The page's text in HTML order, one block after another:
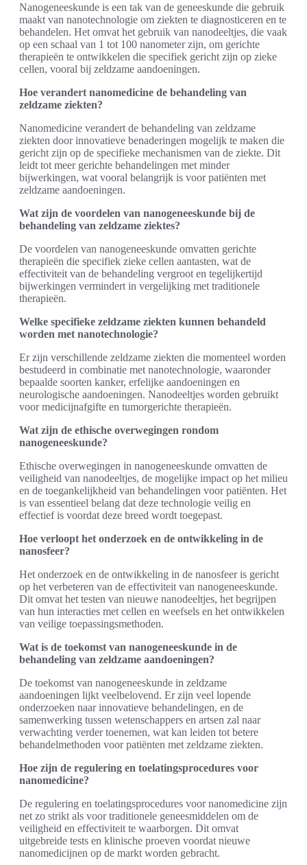
Nanogeneeskunde is een tak van de geneeskunde die gebruik
maakt van nanotechnologie om ziekten te diagnosticeren en te
behandelen. Het omvat het gebruik van nanodeeltjes, die vaak
op een schaal van 1 tot 100 nanometer zijn, om gerichte
therapieën te ontwikkelen die specifiek gericht zijn op zieke
cellen, vooral bij zeldzame aandoeningen.
Hoe verandert nanomedicine de behandeling van
zeldzame ziekten?
Nanomedicine verandert de behandeling van zeldzame
ziekten door innovatieve benaderingen mogelijk te maken die
gericht zijn op de specifieke mechanismen van de ziekte. Dit
leidt tot meer gerichte behandelingen met minder
bijwerkingen, wat vooral belangrijk is voor patiënten met
zeldzame aandoeningen.
Wat zijn de voordelen van nanogeneeskunde bij de
behandeling van zeldzame ziektes?
De voordelen van nanogeneeskunde omvatten gerichte
therapieën die specifiek zieke cellen aantasten, wat de
effectiviteit van de behandeling vergroot en tegelijkertijd
bijwerkingen vermindert in vergelijking met traditionele
therapieën.
Welke specifieke zeldzame ziekten kunnen behandeld
worden met nanotechnologie?
Er zijn verschillende zeldzame ziekten die momenteel worden
bestudeerd in combinatie met nanotechnologie, waaronder
bepaalde soorten kanker, erfelijke aandoeningen en
neurologische aandoeningen. Nanodeeltjes worden gebruikt
voor medicijnafgifte en tumorgerichte therapieën.
Wat zijn de ethische overwegingen rondom
nanogeneeskunde?
Ethische overwegingen in nanogeneeskunde omvatten de
veiligheid van nanodeeltjes, de mogelijke impact op het milieu
en de toegankelijkheid van behandelingen voor patiënten. Het
is van essentieel belang dat deze technologie veilig en
effectief is voordat deze breed wordt toegepast.
Hoe verloopt het onderzoek en de ontwikkeling in de
nanosfeer?
Het onderzoek en de ontwikkeling in de nanosfeer is gericht
op het verbeteren van de effectiviteit van nanogeneeskunde.
Dit omvat het testen van nieuwe nanodeeltjes, het begrijpen
van hun interacties met cellen en weefsels en het ontwikkelen
van veilige toepassingsmethoden.
Wat is de toekomst van nanogeneeskunde in de
behandeling van zeldzame aandoeningen?
De toekomst van nanogeneeskunde in zeldzame
aandoeningen lijkt veelbelovend. Er zijn veel lopende
onderzoeken naar innovatieve behandelingen, en de
samenwerking tussen wetenschappers en artsen zal naar
verwachting verder toenemen, wat kan leiden tot betere
behandelmethoden voor patiënten met zeldzame ziekten.
Hoe zijn de regulering en toelatingsprocedures voor
nanomedicine?
De regulering en toelatingsprocedures voor nanomedicine zijn
net zo strikt als voor traditionele geneesmiddelen om de
veiligheid en effectiviteit te waarborgen. Dit omvat
uitgebreide tests en klinische proeven voordat nieuwe
nanomedicijnen op de markt worden gebracht.